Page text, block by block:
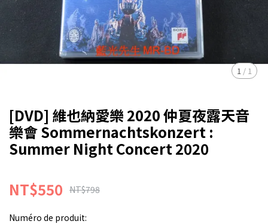
1 / 1
[DVD] 維也納愛樂 2020 仲夏夜露天音
樂會 Sommernachtskonzert :
Summer Night Concert 2020
NT$550 NT$798
Numéro de produit: